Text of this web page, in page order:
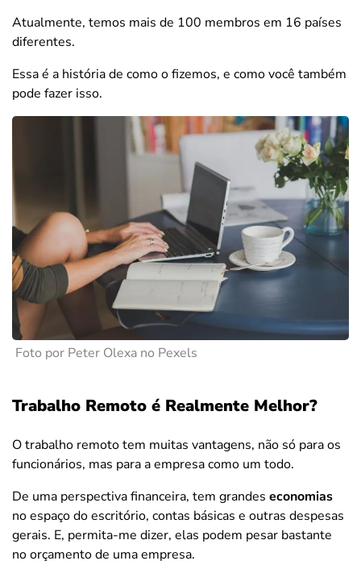
Atualmente, temos mais de 100 membros em 16 países
diferentes.
Essa é a história de como o fizemos, e como você também
pode fazer isso.
Foto por Peter Olexa no Pexels
Trabalho Remoto é Realmente Melhor?
O trabalho remoto tem muitas vantagens, não só para os
funcionários, mas para a empresa como um todo.
De uma perspectiva financeira, tem grandes economias
no espaço do escritório, contas básicas e outras despesas
gerais. E, permita-me dizer, elas podem pesar bastante
no orçamento de uma empresa.